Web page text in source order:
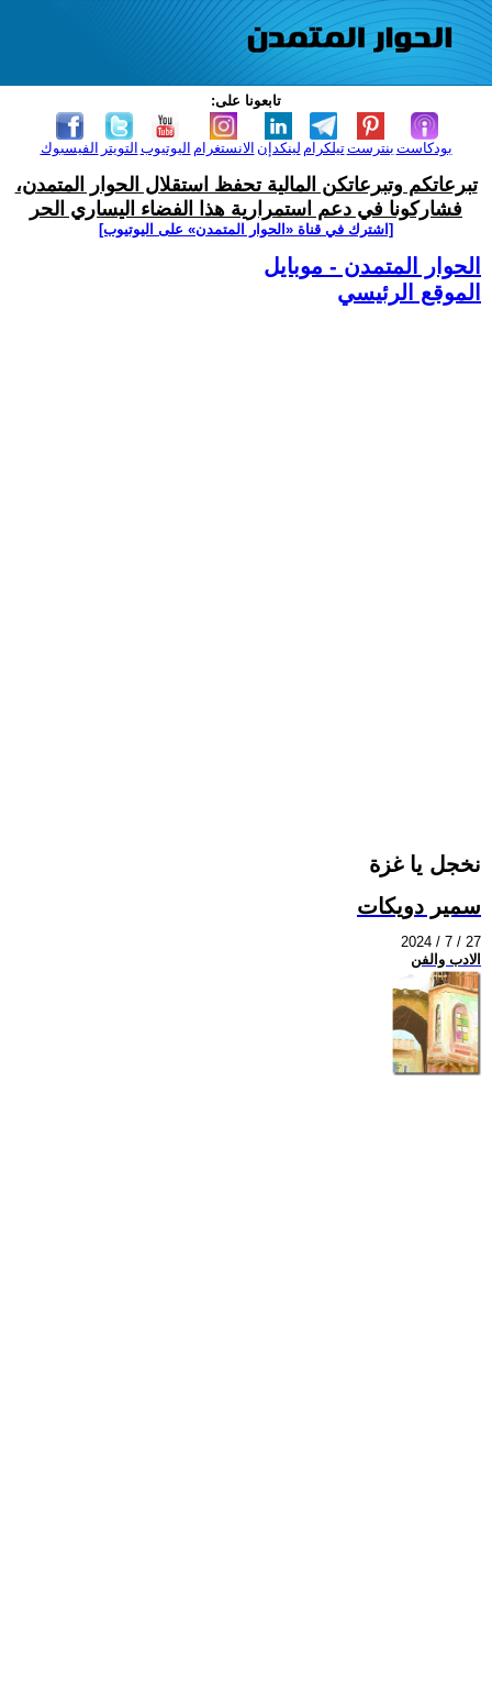
تابعونا على:
الفيسبوك التويتر اليوتيوب الانستغرام لينكدإن تيلكرامبنترست بودكاست
تبرعاتكم وتبرعاتكن المالية تحفظ استقلال الحوار المتمدن،
فشاركونا في دعم استمرارية هذا الفضاء اليساري الحر
[اشترك في قناة ‫«الحوار المتمدن» على اليوتيوب]
الحوار المتمدن - موبايل
الموقع الرئيسي
نخجل يا غزة
سمير دويكات
2024 / 7 / 27
الادب والفن